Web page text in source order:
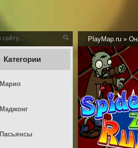
PlayMap.ru »
Категории
Марио
Маджонг
Пасьянсы